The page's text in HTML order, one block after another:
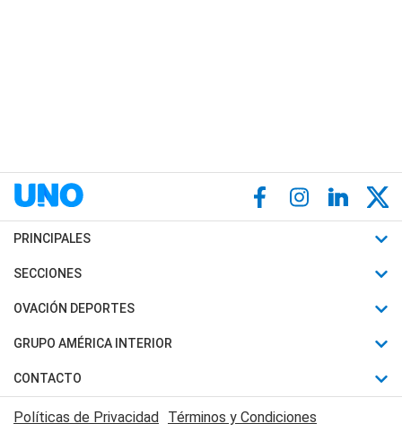
PRINCIPALES
Últimas Noticias
Política
Judiciales
Economia
SECCIONES
Horóscopo
Motores
Trucos caseros
Series y Películas
OVACIÓN DEPORTES
Fútbol
Mundial
Automovilismo
Rugby
GRUPO AMÉRICA INTERIOR
Canal 7 en Vivo
CONTACTO
Acerca de Nosotros
Políticas de Privacidad Términos y Condiciones